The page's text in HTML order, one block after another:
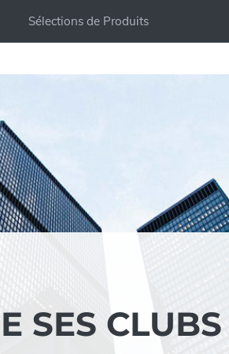
Sélections de Produits
SES